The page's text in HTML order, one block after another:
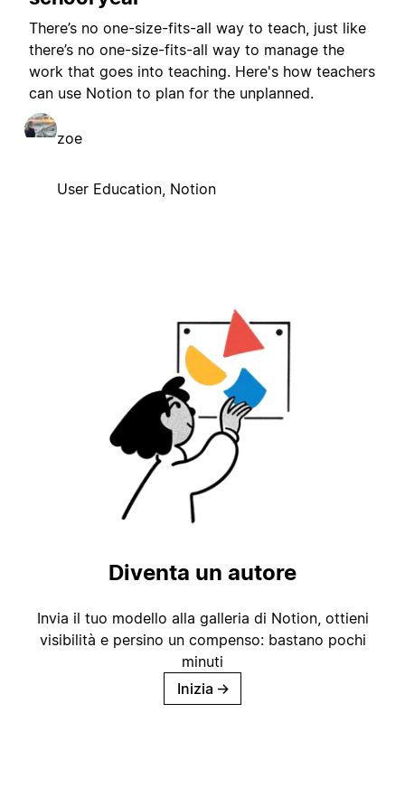
There’s no one-size-fits-all way to teach, just like
there’s no one-size-fits-all way to manage the
work that goes into teaching. Here's how teachers
can use Notion to plan for the unplanned.
zoe
User Education, Notion
Diventa un autore
Invia il tuo modello alla galleria di Notion, ottieni
visibilità e persino un compenso: bastano pochi
minuti
Inizia →